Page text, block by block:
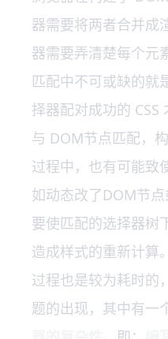
器需要将两者合并成
器需要弄清楚每个元
匹配中不可或缺的就
择器配对成功的 CSS
与 DOM节点匹配，
过程中，也有可能致
如动态改了DOM节
要使匹配的选择器树
造成样式的重新计算
过程也是较为耗时的
题的出现，其中有一